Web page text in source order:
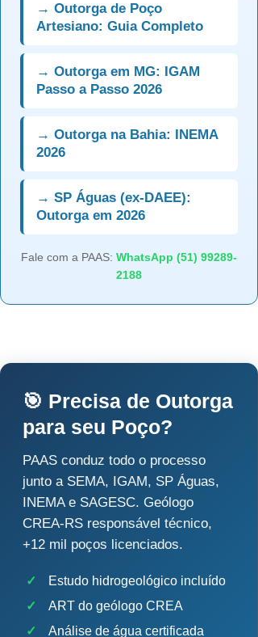
→ Outorga de Poço
Artesiano: Guia Completo
→ Outorga em MG: IGAM
Passo a Passo 2026
→ Outorga na Bahia: INEMA
2026
→ SP Águas (ex-DAEE):
Outorga em 2026
Fale com a PAAS: WhatsApp (51) 99289-
2188
🎯 Precisa de Outorga
para seu Poço?
PAAS conduz todo o processo
junto a SEMA, IGAM, SP Águas,
INEMA e SAGESC. Geólogo
CREA-RS responsável técnico,
+12 mil poços licenciados.
✓
Estudo hidrogeológico incluído
✓
ART do geólogo CREA
✓
Análise de água certificada